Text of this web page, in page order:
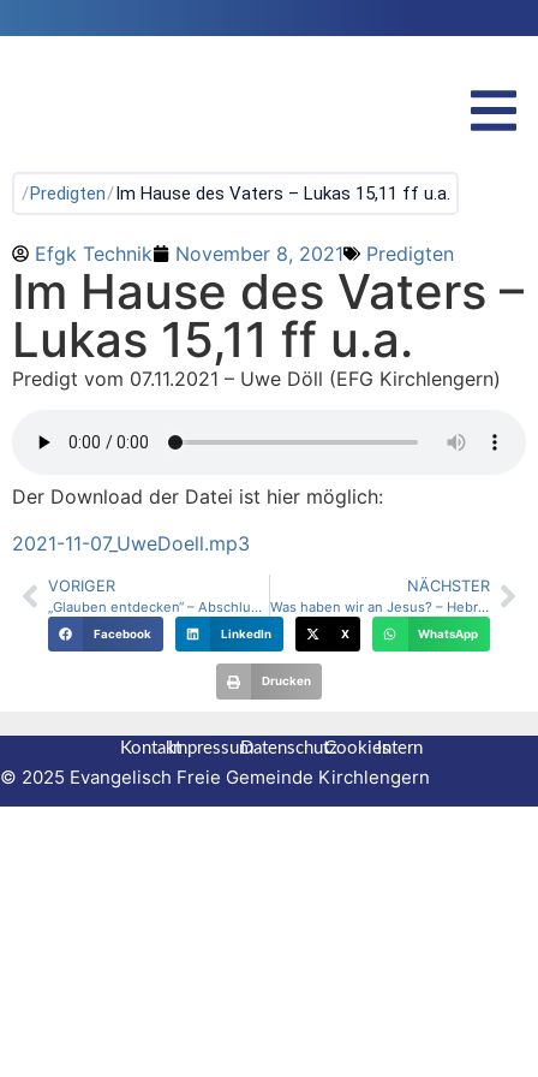
/Predigten/Im Hause des Vaters – Lukas 15,11 ff u.a.
Efgk Technik November 8, 2021 Predigten
Im Hause des Vaters –
Lukas 15,11 ff u.a.
Predigt vom 07.11.2021 – Uwe Döll (EFG Kirchlengern)
Der Download der Datei ist hier möglich:
2021-11-07_UweDoell.mp3
VORIGER
„Glauben entdecken“ – Abschlussgottesdienst des Biblischen Unterrichts
NÄCHSTER
Was haben wir an Jesus? – Hebräer 7,23-28
Facebook LinkedIn X WhatsApp
Drucken
KontaktImpressumDatenschutzCookiesIntern
© 2025 Evangelisch Freie Gemeinde Kirchlengern